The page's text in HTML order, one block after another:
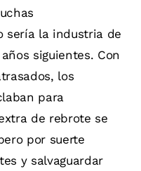
sería la industria de
siguientes. Con
los
para
de rebrote se
por suerte
y salvaguardar